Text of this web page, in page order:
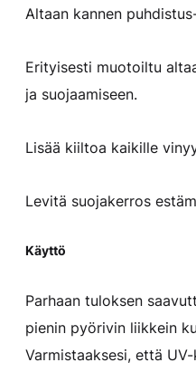
Altaan kannen
Erityisesti muotoiltu
ja suojaamiseen.
Lisää kiiltoa kaikille
Levitä suojakerros
Käyttö
Parhaan tuloksen
pienin pyörivin liikkein
Varmistaaksesi, että